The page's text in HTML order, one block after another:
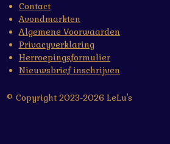
Contact
Avondmarkten
Algemene Voorwaarden
Privacyverklaring
Herroepingsformulier
Nieuwsbrief inschrijven
© Copyright 2023-2026 LeLu's